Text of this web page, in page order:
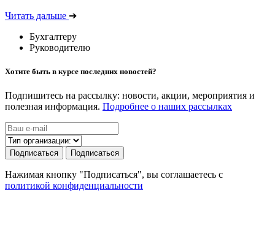
Читать дальше ➔
Бухгалтеру
Руководителю
Хотите быть в курсе последних новостей?
Подпишитесь на рассылку: новости, акции, мероприятия и
полезная информация. Подробнее о наших рассылках
Подписаться Подписаться
Нажимая кнопку "Подписаться", вы соглашаетесь с
политикой конфиденциальности